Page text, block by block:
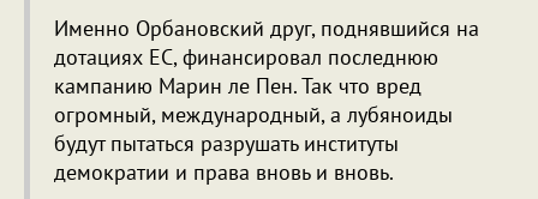
Именно Орбановский друг, поднявшийся на
дотациях ЕС, финансировал последнюю
кампанию Марин ле Пен. Так что вред
огромный, международный, а лубяноиды
будут пытаться разрушать институты
демократии и права вновь и вновь.